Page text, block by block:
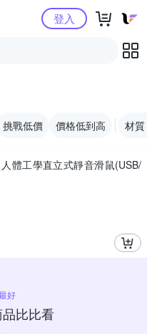
購物中心登入
挑戰低價 價格低到高 材質
體工學直立式靜音滑鼠(USB/
好
比比看